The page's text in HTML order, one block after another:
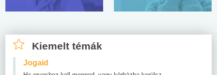
Kiemelt témák
Jogaid